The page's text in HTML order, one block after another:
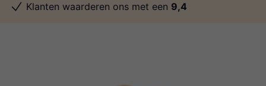
Klanten waarderen ons met een 9,4